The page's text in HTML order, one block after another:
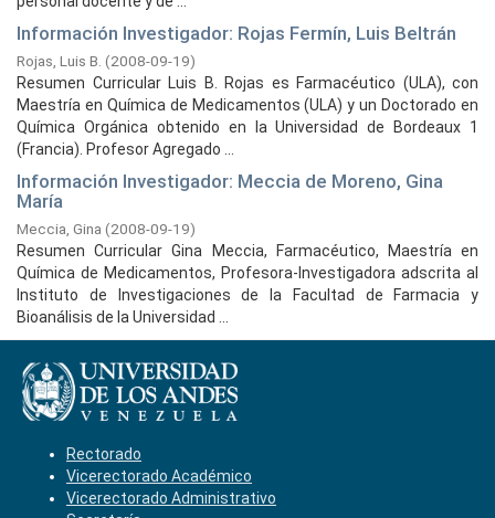
Información Investigador: Rojas Fermín, Luis Beltrán
Rojas, Luis B. (2008-09-19)
Resumen Curricular Luis B. Rojas es Farmacéutico (ULA), con
Maestría en Química de Medicamentos (ULA) y un Doctorado en
Química Orgánica obtenido en la Universidad de Bordeaux 1
(Francia). Profesor Agregado ...
Información Investigador: Meccia de Moreno, Gina
María
Meccia, Gina (2008-09-19)
Resumen Curricular Gina Meccia, Farmacéutico, Maestría en
Química de Medicamentos, Profesora-Investigadora adscrita al
Instituto de Investigaciones de la Facultad de Farmacia y
Bioanálisis de la Universidad ...
Rectorado
Vicerectorado Académico
Vicerectorado Administrativo